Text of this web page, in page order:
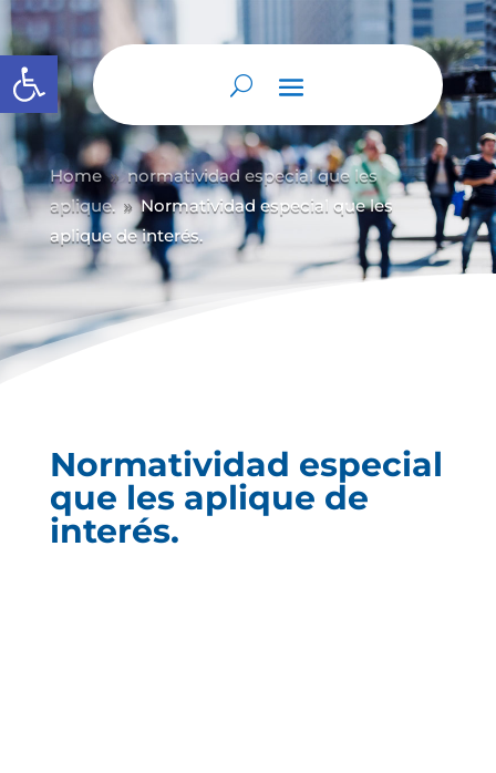
Abrir barra de herramientas
Home 9 normatividad especial que les
aplique. 9 Normatividad especial que les
aplique de interés.
Normatividad especial
que les aplique de
interés.